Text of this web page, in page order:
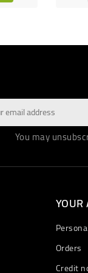
You may
YOUR
Orders
Credit